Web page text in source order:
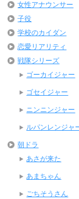
女性アナウンサー
子役
学校のカイダン
恋愛リアリティ
戦隊シリーズ
ゴーカイジャー
ゴセイジャー
ニンニンジャー
ルパンレンジャ
朝ドラ
あさが来た
あまちゃん
ごちそうさん